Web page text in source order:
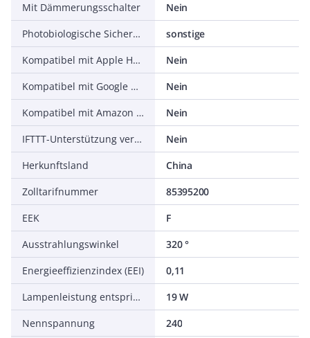
Mit Dämmerungsschalter
Nein
Photobiologische Sicherheit nach EN 62471
sonstige
Kompatibel mit Apple HomeKit
Nein
Kompatibel mit Google Assistant
Nein
Kompatibel mit Amazon Alexa
Nein
IFTTT-Unterstützung verfügbar
Nein
Herkunftsland
China
Zolltarifnummer
85395200
EEK
F
Ausstrahlungswinkel
320 °
Energieeffizienzindex (EEI)
0,11
Lampenleistung entspricht
19 W
Nennspannung
240